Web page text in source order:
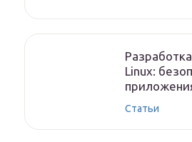
Linux:
Статьи